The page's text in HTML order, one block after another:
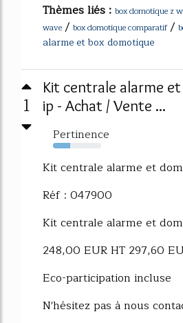
Thèmes liés : box domotique z
wave / box domotique comparatif/
alarme et box domotique
1
Kit centrale alarme
ip - Achat / Vente ...
Pertinence
35%
Kit centrale alarme et
Réf : 047900
Kit centrale alarme et
248,00 EUR HT 297,60
Eco-participation incluse
N'hésitez pas à nous